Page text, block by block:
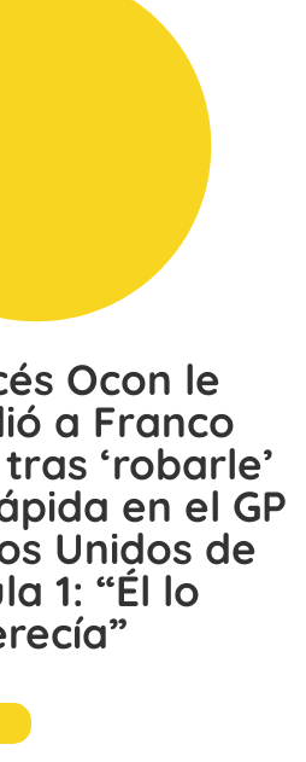
Ocon le
a Franco
‘robarle’
en el GP
Unidos de
1: “Él lo